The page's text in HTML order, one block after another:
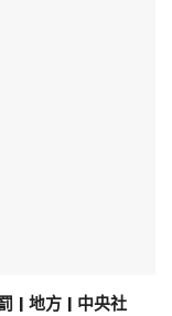
| 地方 | 中央社